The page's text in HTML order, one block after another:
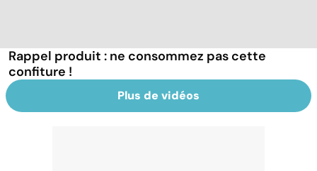
Rappel produit : ne consommez pas cette
confiture !
Plus de vidéos